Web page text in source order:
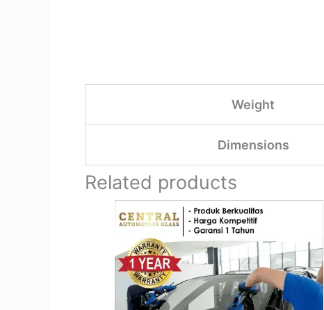
Weight
Dimensions
Related products